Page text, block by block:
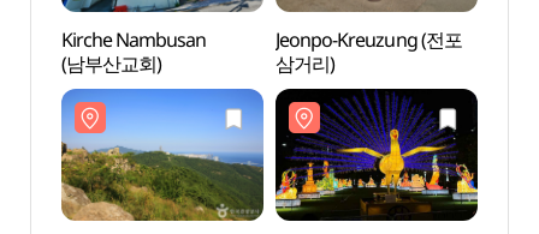
Kirche Nambusan
(남부산교회)
Jeonpo-Kreuzung (전포
삼거리)